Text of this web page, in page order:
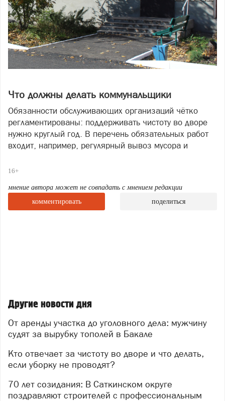
Что должны делать коммунальщики
Обязанности обслуживающих организаций чётко
регламентированы: поддерживать чистоту во дворе
нужно круглый год. В перечень обязательных работ
входит, например, регулярный вывоз мусора и
покос травы, а зимой — уборка снега и борьба с
Нормативы закреплены в официальных документах:
минимальный набор работ зафиксирован в
аварийно‑диспетчерскую службу УК.
информационном стенде в подъезде. При
также запишите номер заявки, дату и время
обращения, а также Ф. И. О. принявшего
звонок диспетчера — эти данные пригодятся,
16+
мнение автора может не совпадать с мнением редакции
комментировать
поделиться
Другие новости дня
От аренды участка до уголовного дела: мужчину
судят за вырубку тополей в Бакале
Кто отвечает за чистоту во дворе и что делать,
если уборку не проводят?
70 лет созидания: В Саткинском округе
поздравляют строителей с профессиональным